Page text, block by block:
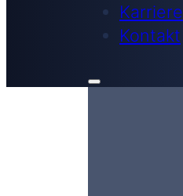
Karriere
Kontakt